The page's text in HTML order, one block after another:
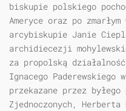
biskupie polskiego
Ameryce oraz po
arcybiskupie Janie
archidiecezji
za propolską
Ignacego Paderewskiego
przekazane przez byłego
Zjednoczonych, Herberta